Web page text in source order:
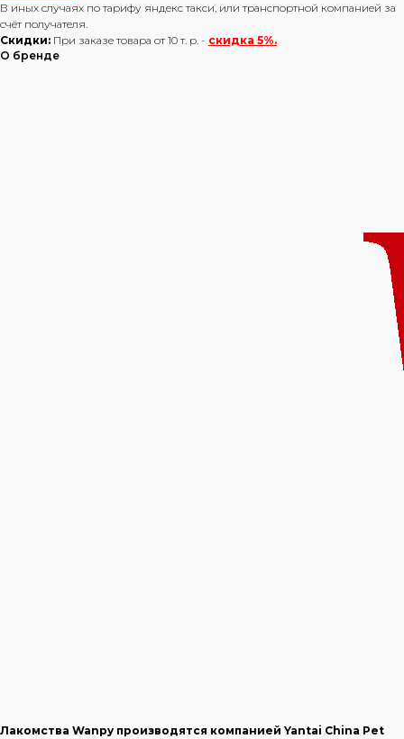
В иных случаях по тарифу яндекс такси, или транспортной компанией за
счёт получателя.
Скидки: При заказе товара от 10 т. р. - скидка 5%.
О бренде
Лакомства Wanpy производятся компанией Yantai China Pet